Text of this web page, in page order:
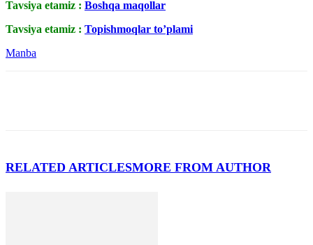
Tavsiya etamiz : Boshqa maqollar
Tavsiya etamiz : Topishmoqlar to’plami
Manba
RELATED ARTICLESMORE FROM AUTHOR